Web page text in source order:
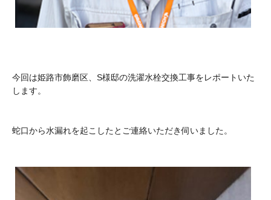
今回は姫路市飾磨区、S様邸の洗濯水栓交換工事をレポートいた
します。
蛇口から水漏れを起こしたとご連絡いただき伺いました。